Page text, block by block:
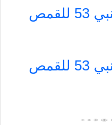
تفسير سفر إشعياء النبي 53 للقمص
تفسير سفر إشعياء النبي 53 للقمص